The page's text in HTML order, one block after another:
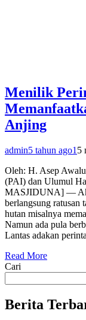
Menilik
Anjing
admin5 tahun ago1 5
Oleh: H. Asep
(PAI) dan Ulumul
MASJIDUNA] —
berlangsung ratusan
hutan misalnya
Namun ada pula
Lantas adakan
Read More
Cari
Berita